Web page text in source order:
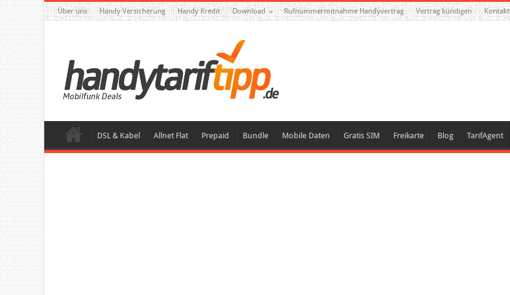
Über uns Handy Versicherung Handy Kredit Download Rufnummermitnahme Handyvertrag Vertrag kündigen Kontakt
DSL & Kabel Allnet Flat Prepaid Bundle Mobile Daten Gratis SIM Freikarte Blog TarifAgent